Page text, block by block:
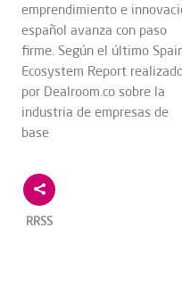
emprendimiento e
español avanza con paso
firme. Según el último
Ecosystem Report
por Dealroom.co sobre la
industria de empresas de
base
RRSS